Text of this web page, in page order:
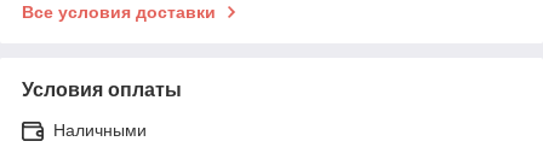
Все условия доставки
Условия оплаты
Наличными